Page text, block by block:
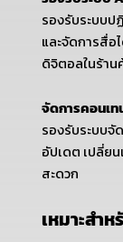
รองรับระบบป
และจัดการสื่อ
ดิจิตอลในร้าน
จัดการคอนเท
รองรับระบบจั
อัปเดต เปลี่ยน
สะดวก
เหมาะสำ